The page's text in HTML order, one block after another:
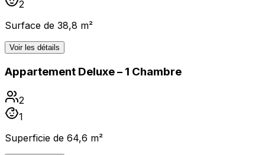
2
Surface de 38,8 m²
Voir les détails
Appartement Deluxe – 1 Chambre
2
1
Superficie de 64,6 m²